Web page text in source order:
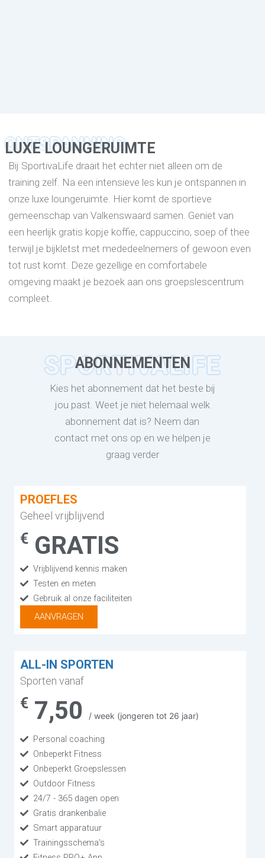
LUXE LOUNGERUIMTE
ONTSPANNING
Bij SportivaLife draait het echter niet alleen om de
training zelf. Na een intensieve les kun je ontspannen in
onze luxe loungeruimte. Hier komt de sportieve
gemeenschap van Valkenswaard samen. Geniet van
een heerlijk gratis kopje koffie, cappuccino, soep of thee
terwijl je bijkletst met mededeelnemers of gewoon even
tot rust komt. Deze gezellige en comfortabele
omgeving maakt je bezoek aan ons groepslescentrum
compleet.
ABONNEMENTEN
SPORTIVALIFE
Kies het abonnement dat het beste bij
jou past. Weet je niet helemaal welk
abonnement dat is? Neem dan
contact met ons op en we helpen je
graag verder
PROEFLES
Geheel vrijblijvend
€GRATIS
Vrijblijvend kennis maken
Testen en meten
Gebruik al onze faciliteiten
AANVRAGEN
ALL-IN SPORTEN
Sporten vanaf
€7,50 / week (jongeren tot 26 jaar)
Personal coaching
Onbeperkt Fitness
Onbeperkt Groepslessen
Outdoor Fitness
24/7 - 365 dagen open
Gratis drankenbalie
Smart apparatuur
Trainingsschema's